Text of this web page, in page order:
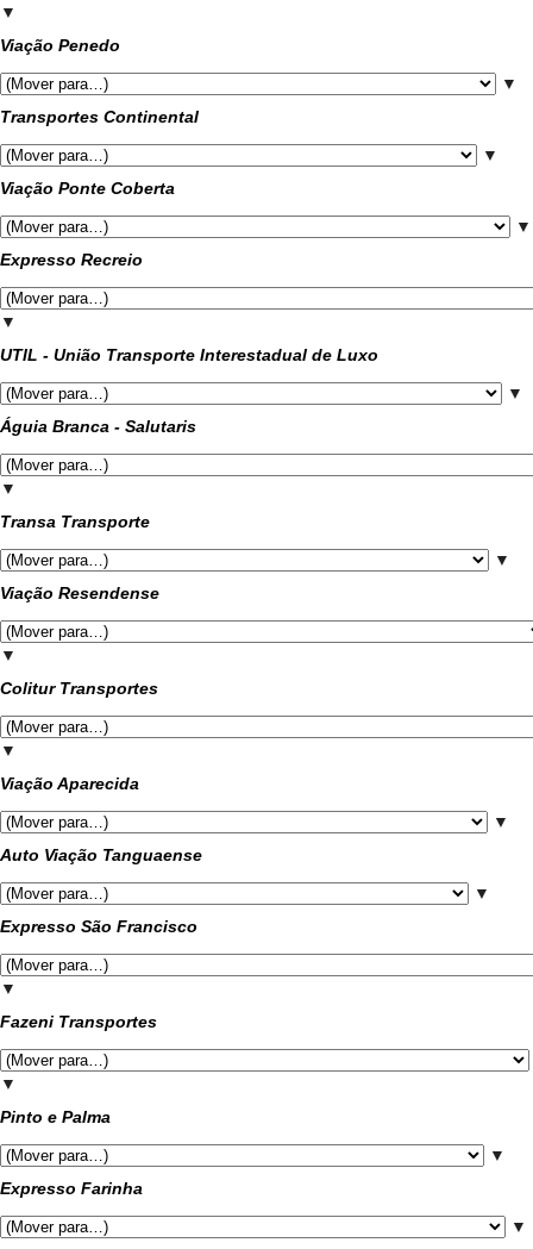
▼
Viação Penedo
▼
Transportes Continental
▼
Viação Ponte Coberta
▼
Expresso Recreio
▼
UTIL - União Transporte Interestadual de Luxo
▼
Águia Branca - Salutaris
▼
Transa Transporte
▼
Viação Resendense
▼
Colitur Transportes
▼
Viação Aparecida
▼
Auto Viação Tanguaense
▼
Expresso São Francisco
▼
Fazeni Transportes
▼
Pinto e Palma
▼
Expresso Farinha
▼